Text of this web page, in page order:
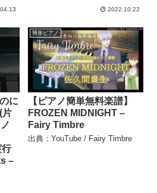
2022.10.22
に
片
–
簡単ピアノ
【ピアノ簡単無料楽譜】
FROZEN MIDNIGHT –
Fairy Timbre
出典：YouTube / Fairy Timbre